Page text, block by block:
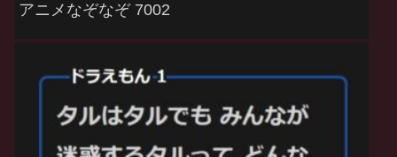
アニメなぞなぞ 7002